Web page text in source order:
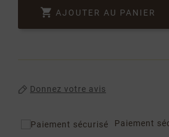
 AJOUTER AU PANIER
Donnez votre avis
Paiement